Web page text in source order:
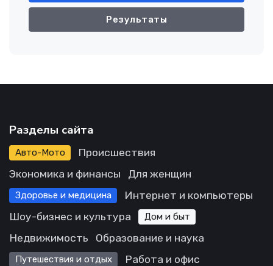
Результаты
Разделы сайта
Авто-Мото
Происшествия
Экономика и финансы
Для женщин
Здоровье и медицина
Интернет и компьютеры
Шоу-бизнес и культура
Дом и быт
Недвижимость Образование и наука
Путешествия и отдых
Работа и офис